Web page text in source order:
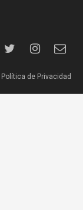
Política de Privacidad